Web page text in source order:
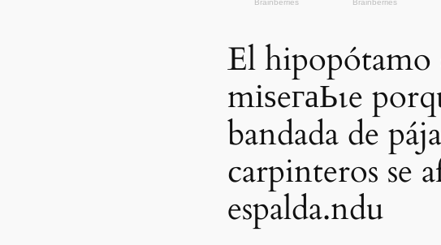
El hipopótamo
mіѕeгаЬɩe
bandada de
carpinteros se
espalda.ndu